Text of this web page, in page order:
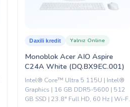
Monoblok Acer AIO Aspire
C24A White (DQ.BX9EC.001)
Daxili kredit Yalnız Online
Intel® Core™ Ultra 5 115U | Intel®
Graphics | 16 GB DDR5-5600 | 512
GB SSD | 23.8" Full HD, 60 Hz | Wi-Fi